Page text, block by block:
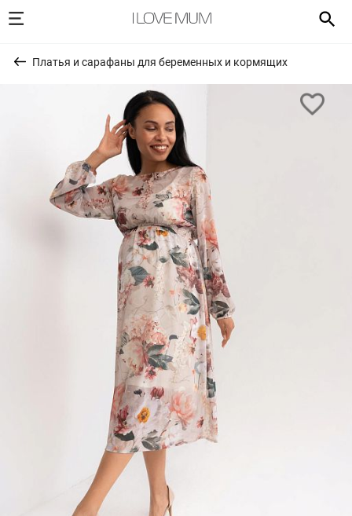
Платья и сарафаны для беременных и кормящих